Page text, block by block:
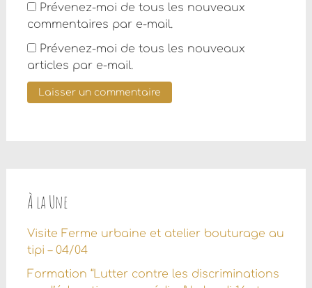
Prévenez-moi de tous les nouveaux
commentaires par e-mail.
Prévenez-moi de tous les nouveaux
articles par e-mail.
À la Une
Visite Ferme urbaine et atelier bouturage au
tipi – 04/04
Formation “Lutter contre les discriminations